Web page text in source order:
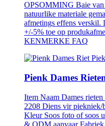
OPSOMMING Baie
natuurlike materiale
afmetings effens verskil.
+/-5% toe op
KENMERKE FAQ
Pienk Dames
Item Naam Dames
2208 Diens vir
Kleur Soos foto of soos
& ODM aanvaar